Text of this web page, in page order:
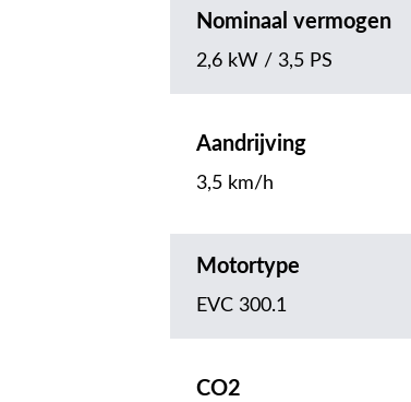
Nominaal vermogen
2,6 kW / 3,5 PS
Aandrijving
3,5 km/h
Motortype
EVC 300.1
CO2